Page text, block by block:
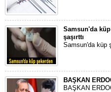
Samsun'da
şaşırttı
Samsun'da küp
BAŞKAN
BAŞKAN